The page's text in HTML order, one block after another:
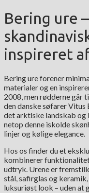
Bering ure
inspireret
Bering ure forener
materialer og en
2008, men rødderne går
den danske søfarer
det arktiske landskab
netop denne iskolde
linjer og kølige elegance.
Hos os finder du et
kombinerer
udtryk. Urene er
stål, safirglas og
luksuriøst look – uden at